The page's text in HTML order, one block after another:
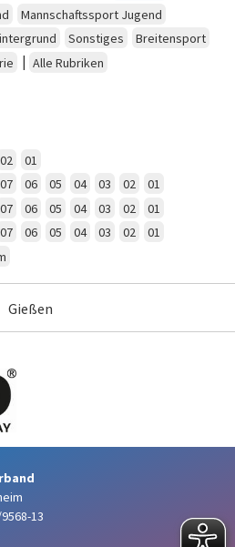
Mannschaftssport Jugend
Sonstiges
Breitensport
| Alle Rubriken
02 01
07 06 05 04 03 02 01
07 06 05 04 03 02 01
07 06 05 04 03 02
01
Gießen
13